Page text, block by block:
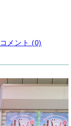
コメント (0)